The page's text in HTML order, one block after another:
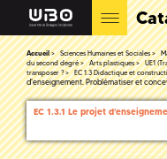
Accueil Sciences Humaines et Sociales
du second degré
Arts plastiques
UE1
transposer ?
EC 1.3 Didactique et
d'enseignement. Problématiser et
EC 1.3.1 Le projet